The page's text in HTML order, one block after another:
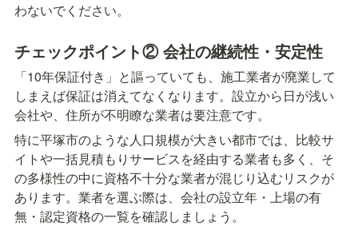
わないでください。
チェックポイント② 会社の継続性・安定性
「10年保証付き」と謳っていても、施工業者が廃業して
しまえば保証は消えてなくなります。設立から日が浅い
会社や、住所が不明瞭な業者は要注意です。
特に平塚市のような人口規模が大きい都市では、比較サ
イトや一括見積もりサービスを経由する業者も多く、そ
の多様性の中に資格不十分な業者が混じり込むリスクが
あります。業者を選ぶ際は、会社の設立年・上場の有
無・認定資格の一覧を確認しましょう。